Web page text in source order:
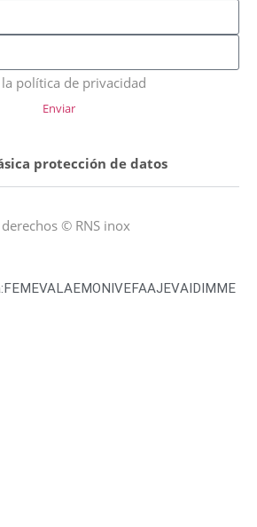
política de privacidad
Enviar
protección de datos
© RNS inox
FEMEVALAEMONIVEFAAJEVAIDIMME